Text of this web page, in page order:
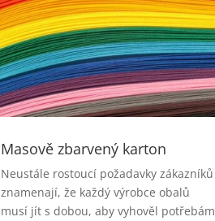
Masově zbarvený karton
Neustále rostoucí požadavky zákazníků
znamenají, že každý výrobce obalů
musí jít s dobou, aby vyhověl potřebám